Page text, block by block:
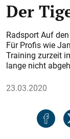
Der
Radsport Auf
Für Profis wie
Training zurzeit
lange nicht
23.03.2020